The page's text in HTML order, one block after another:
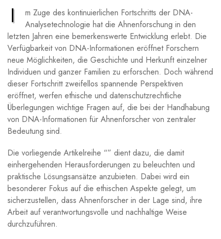
I
m Zuge des kontinuierlichen Fortschritts der DNA-
Analysetechnologie hat die Ahnenforschung in den
letzten Jahren eine bemerkenswerte Entwicklung erlebt. Die
Verfügbarkeit von DNA-Informationen eröffnet Forschern
neue Möglichkeiten, die Geschichte und Herkunft einzelner
Individuen und ganzer Familien zu erforschen. Doch während
dieser Fortschritt zweifellos spannende Perspektiven
eröffnet, werfen ethische und datenschutzrechtliche
Überlegungen wichtige Fragen auf, die bei der Handhabung
von DNA-Informationen für Ahnenforscher von zentraler
Bedeutung sind.
Die vorliegende Artikelreihe “” dient dazu, die damit
einhergehenden Herausforderungen zu beleuchten und
praktische Lösungsansätze anzubieten. Dabei wird ein
besonderer Fokus auf die ethischen Aspekte gelegt, um
sicherzustellen, dass Ahnenforscher in der Lage sind, ihre
Arbeit auf verantwortungsvolle und nachhaltige Weise
durchzuführen.